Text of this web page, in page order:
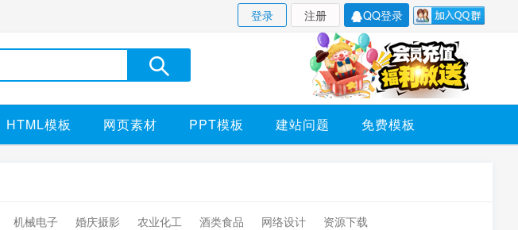
登录 注册 QQ登录
HTML模板 网页素材 PPT模板 建站问题 免费模板
机械电子 婚庆摄影 农业化工 酒类食品 网络设计
资源下载